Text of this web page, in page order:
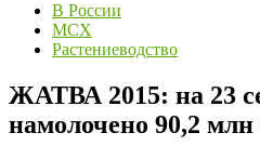
В России
МСХ
Растениеводство
ЖАТВА 2015: на 23
намолочено 90,2 млн